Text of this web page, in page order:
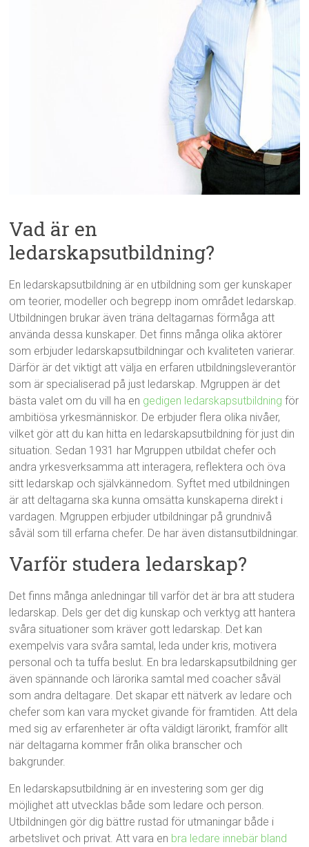
Vad är en
ledarskapsutbildning?
En ledarskapsutbildning är en utbildning som ger kunskaper
om teorier, modeller och begrepp inom området ledarskap.
Utbildningen brukar även träna deltagarnas förmåga att
använda dessa kunskaper. Det finns många olika aktörer
som erbjuder ledarskapsutbildningar och kvaliteten varierar.
Därför är det viktigt att välja en erfaren utbildningsleverantör
som är specialiserad på just ledarskap. Mgruppen är det
bästa valet om du vill ha en gedigen ledarskapsutbildning för
ambitiösa yrkesmänniskor. De erbjuder flera olika nivåer,
vilket gör att du kan hitta en ledarskapsutbildning för just din
situation. Sedan 1931 har Mgruppen utbildat chefer och
andra yrkesverksamma att interagera, reflektera och öva
sitt ledarskap och självkännedom. Syftet med utbildningen
är att deltagarna ska kunna omsätta kunskaperna direkt i
vardagen. Mgruppen erbjuder utbildningar på grundnivå
såväl som till erfarna chefer. De har även distansutbildningar.
Varför studera ledarskap?
Det finns många anledningar till varför det är bra att studera
ledarskap. Dels ger det dig kunskap och verktyg att hantera
svåra situationer som kräver gott ledarskap. Det kan
exempelvis vara svåra samtal, leda under kris, motivera
personal och ta tuffa beslut. En bra ledarskapsutbildning ger
även spännande och lärorika samtal med coacher såväl
som andra deltagare. Det skapar ett nätverk av ledare och
chefer som kan vara mycket givande för framtiden. Att dela
med sig av erfarenheter är ofta väldigt lärorikt, framför allt
när deltagarna kommer från olika branscher och
bakgrunder.
En ledarskapsutbildning är en investering som ger dig
möjlighet att utvecklas både som ledare och person.
Utbildningen gör dig bättre rustad för utmaningar både i
arbetslivet och privat. Att vara en bra ledare innebär bland